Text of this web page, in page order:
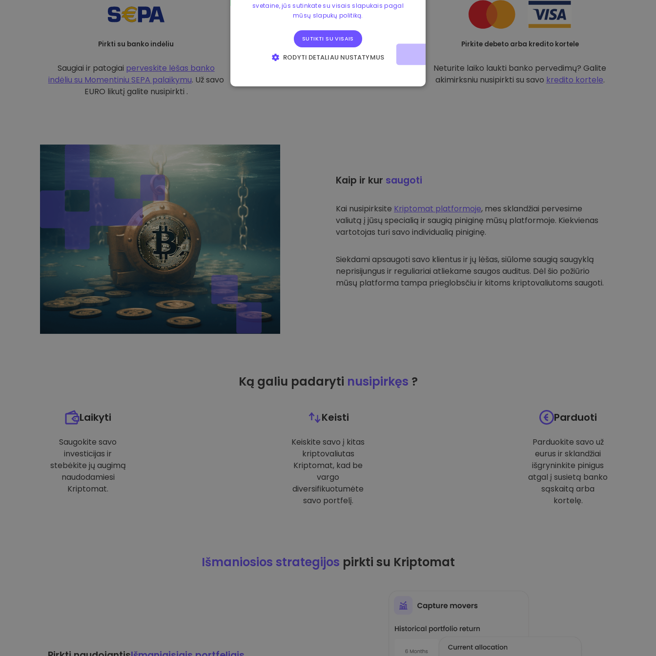
Pirkti su banko indėliu
Saugiai ir patogiai perveskite lėšas banko
indėliu su Momentiniu SEPA palaikymu. Už savo
EURO likutį galite nusipirkti .
Pirkite debeto arba kredito kortele
Neturite laiko laukti banko pervedimų? Galite
akimirksniu nusipirkti su savo kredito kortele.
Kaip ir kur saugoti
Kai nusipirksite Kriptomat platformoje, mes sklandžiai pervesime
valiutą į jūsų specialią ir saugią piniginę mūsų platformoje. Kiekvienas
vartotojas turi savo individualią piniginę.
Siekdami apsaugoti savo klientus ir jų lėšas, siūlome saugią saugyklą
neprisijungus ir reguliariai atliekame saugos auditus. Dėl šio požiūrio
mūsų platforma tampa prieglobsčiu ir kitoms kriptovaliutoms saugoti.
Ką galiu padaryti nusipirkęs ?
Laikyti
Saugokite savo
investicijas ir
stebėkite jų augimą
naudodamiesi
Kriptomat.
Keisti
Keiskite savo į kitas
kriptovaliutas
Kriptomat, kad be
vargo
diversifikuotumėte
savo portfelį.
Parduoti
Parduokite savo už
eurus ir sklandžiai
išgryninkite pinigus
atgal į susietą banko
sąskaitą arba
kortelę.
Išmaniosios strategijos pirkti su Kriptomat
svetaine, jūs sutinkate su visais slapukais pagal
mūsų slapukų politiką.
SUTIKTI SU VISAIS
RODYTI DETALIAU NUSTATYMUS